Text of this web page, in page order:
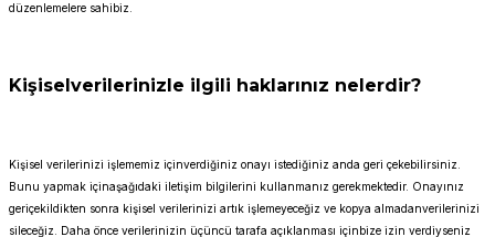
düzenlemelere sahibiz.
Kişiselverilerinizle ilgili haklarınız nelerdir?
Kişisel verilerinizi işlememiz içinverdiğiniz onayı istediğiniz anda geri çekebilirsiniz.
Bunu yapmak içinaşağıdaki iletişim bilgilerini kullanmanız gerekmektedir. Onayınız
geriçekildikten sonra kişisel verilerinizi artık işlemeyeceğiz ve kopya almadanverilerinizi
sileceğiz. Daha önce verilerinizin üçüncü tarafa açıklanması içinbize izin verdiyseniz